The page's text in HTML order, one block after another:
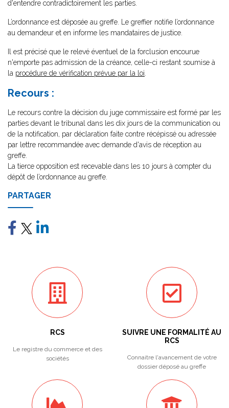
d'entendre contradictoirement les parties.
L’ordonnance est déposée au greffe. Le greffier notifie l’ordonnance
au demandeur et en informe les mandataires de justice.
Il est précisé que le relevé éventuel de la forclusion encourue
n'emporte pas admission de la créance, celle-ci restant soumise à
la procédure de vérification prévue par la loi
Recours :
Le recours contre la décision du juge commissaire est formé par les
parties devant le tribunal dans les dix jours de la communication ou
de la notification, par déclaration faite contre récépissé ou adressée
par lettre recommandée avec demande d'avis de réception au
greffe.
La tierce opposition est recevable dans les 10 jours à compter du
dépôt de l’ordonnance au greffe.
PARTAGER
RCS
Le registre du commerce et des
sociétés
SUIVRE UNE FORMALITÉ AU
RCS
Connaitre l'avancement de votre
dossier déposé au greffe